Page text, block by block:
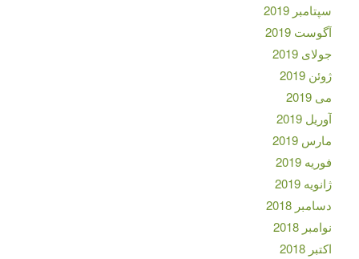
سپتامبر 2019
آگوست 2019
جولای 2019
ژوئن 2019
می 2019
آوریل 2019
مارس 2019
فوریه 2019
ژانویه 2019
دسامبر 2018
نوامبر 2018
اکتبر 2018